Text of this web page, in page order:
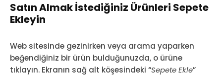
Satın Almak İstediğiniz Ürünleri Sepete
Ekleyin
Web sitesinde gezinirken veya arama yaparken
beğendiğiniz bir ürün bulduğunuzda, o ürüne
tıklayın. Ekranın sağ alt köşesindeki “Sepete Ekle”